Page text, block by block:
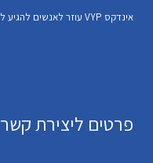
אינדקס VYP עוזר לאנשים להגיע לעסקים הכי מומלצים באזור שלהם
פרטים ליצירת קשר